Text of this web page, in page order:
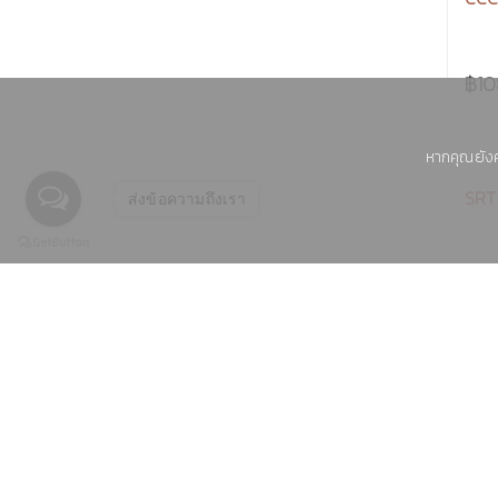
฿
ส่งข้อความถึงเรา
หากคุณยัง